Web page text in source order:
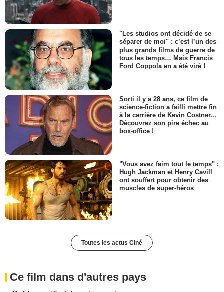
"Les studios ont décidé de se
séparer de moi" : c’est l’un des
plus grands films de guerre de
tous les temps… Mais Francis
Ford Coppola en a été viré !
Sorti il y a 28 ans, ce film de
science-fiction a failli mettre fin
à la carrière de Kevin Costner...
Découvrez son pire échec au
box-office !
"Vous avez faim tout le temps" :
Hugh Jackman et Henry Cavill
ont souffert pour obtenir des
muscles de super-héros
Toutes les actus Ciné
Ce film dans d'autres pays